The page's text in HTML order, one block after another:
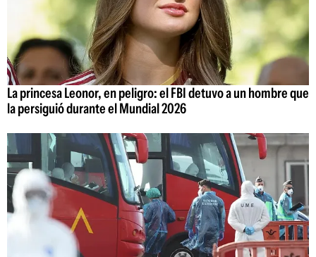
La princesa Leonor, en peligro: el FBI detuvo a un hombre que
la persiguió durante el Mundial 2026